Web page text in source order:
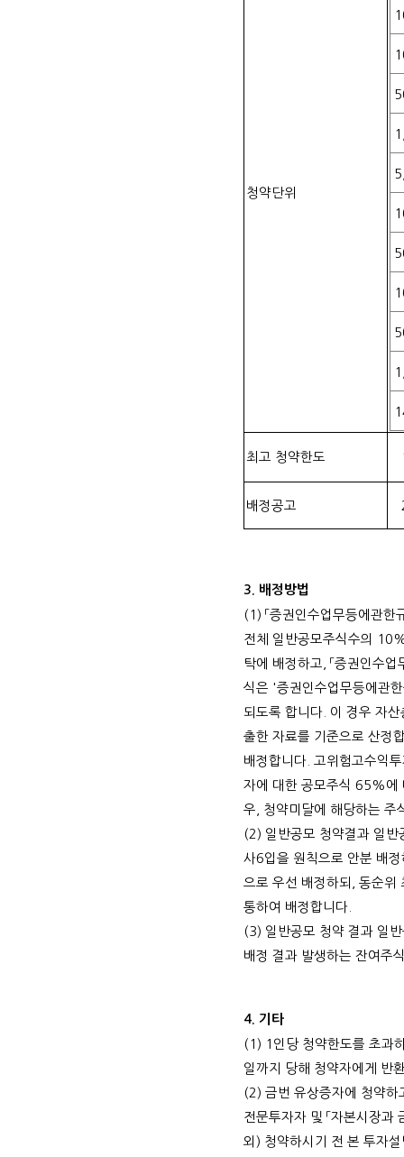
청약단위
최고 청약한도
배정공고
3. 배정방법
(1) 「증권인수업무등에관한
전체 일반공모주식수의
탁에 배정하고 「증권인수업
식은 '증권인수업무등에관
되도록 합니다 이 경우 자
출한 자료를 기준으로 산정
배정합니다 고위험고수익
자에 대한 공모주식 65% 에
우
청약미달에 해당하는 주
(2) 일반공모 청약결과 일
사6입을 원칙으로 안분 배
으로 우선 배정하되
동순위
통하여 배정합니다
(3) 일반공모 청약 결과 일
배정 결과 발생하는 잔여주
4. 기타
(1) 1 인당 청약한도를 초과
일까지 당해 청약자에게 반
(2) 금번 유상증자에 청약하
전문투자자 및 「자본시장과
외 ) 청약하시기 전 본 투자